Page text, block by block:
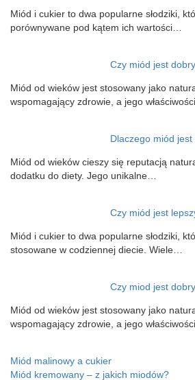
Miód i cukier to dwa popularne słodziki,
porównywane pod kątem ich wartości…
Czy miód jest
Miód od wieków jest stosowany jako
wspomagający zdrowie, a jego
Dlaczego miód
Miód od wieków cieszy się reputacją
dodatku do diety. Jego unikalne…
Czy miód jest
Miód i cukier to dwa popularne słodziki,
stosowane w codziennej diecie. Wiele…
Czy miod jest
Miód od wieków jest stosowany jako
wspomagający zdrowie, a jego
Nawigacja
Miód malinowy a cukier
Miód kremowany – z jakich miodów?